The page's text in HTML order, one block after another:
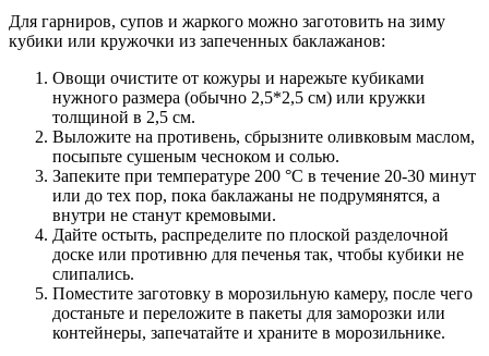
Для гарниров, супов и жаркого можно заготовить на зиму
кубики или кружочки из запеченных баклажанов:
Овощи очистите от кожуры и нарежьте кубиками
нужного размера (обычно 2,5*2,5 см) или кружки
толщиной в 2,5 см.
Выложите на противень, сбрызните оливковым маслом,
посыпьте сушеным чесноком и солью.
Запеките при температуре 200 °C в течение 20-30 минут
или до тех пор, пока баклажаны не подрумянятся, а
внутри не станут кремовыми.
Дайте остыть, распределите по плоской разделочной
доске или противню для печенья так, чтобы кубики не
слипались.
Поместите заготовку в морозильную камеру, после чего
достаньте и переложите в пакеты для заморозки или
контейнеры, запечатайте и храните в морозильнике.